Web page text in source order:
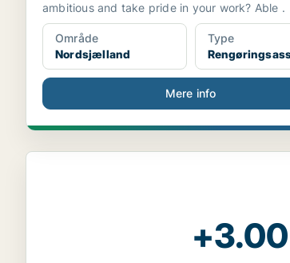
ambitious and take pride in your work? Able .
Område
Nordsjælland
Type
Mere info